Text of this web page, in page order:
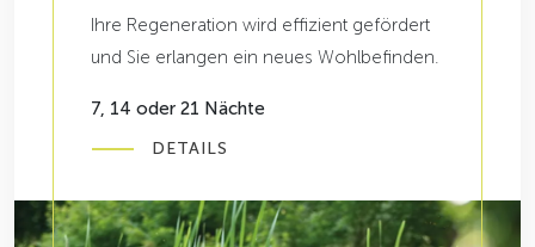
Ihre Regeneration wird effizient gefördert
und Sie erlangen ein neues Wohlbefinden.
7, 14 oder 21 Nächte
DETAILS